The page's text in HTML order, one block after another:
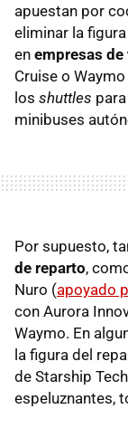
apuestan por
eliminar la
en empresas
Cruise o
los shuttles
minibuses
Por supuesto,
de reparto,
Nuro (apoyado
con Aurora
Waymo. En
la figura del
de Starship
espeluznantes,